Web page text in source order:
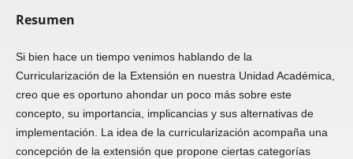
Resumen
Si bien hace un tiempo venimos hablando de la
Curricularización de la Extensión en nuestra Unidad Académica,
creo que es oportuno ahondar un poco más sobre este
concepto, su importancia, implicancias y sus alternativas de
implementación. La idea de la curricularización acompaña una
concepción de la extensión que propone ciertas categorías